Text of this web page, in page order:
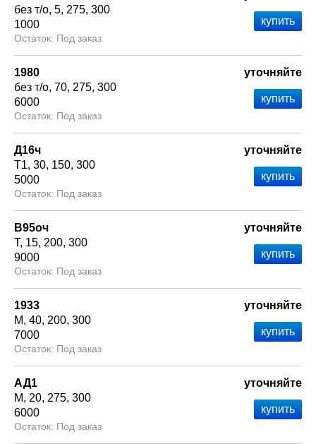
без т/о 5 275 300
1000
Под заказ
1980
без т/о 70 275 300
6000
Под заказ
уточняйте
Д16ч
Т1 30 150 300
5000
Под заказ
уточняйте
В95оч
Т 15 200 300
9000
Под заказ
уточняйте
1933
М 40 200 300
7000
Под заказ
уточняйте
АД1
М
20 275 300
6000
Под заказ
уточняйте